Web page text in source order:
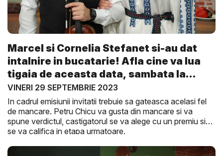
Marcel si Cornelia Stefanet si-au dat
intalnire in bucatarie! Afla cine va lua
tigaia de aceasta data, sambata la
Gus...
VINERI 29 SEPTEMBRIE 2023
In cadrul emisiunii invitatii trebuie sa gateasca acelasi fel
de mancare. Petru Chicu va gusta din mancare si va
spune verdictul, castigatorul se va alege cu un premiu si
se va califica in etapa urmatoare.